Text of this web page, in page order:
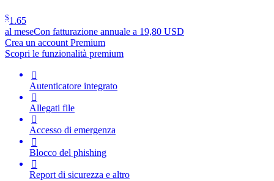
$1.65
al meseCon fatturazione annuale a 19,80 USD
Crea un account Premium
Scopri le funzionalità premium

Autenticatore integrato

Allegati file

Accesso di emergenza

Blocco del phishing

Report di sicurezza e altro